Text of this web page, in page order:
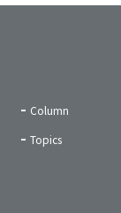
Column
Topics